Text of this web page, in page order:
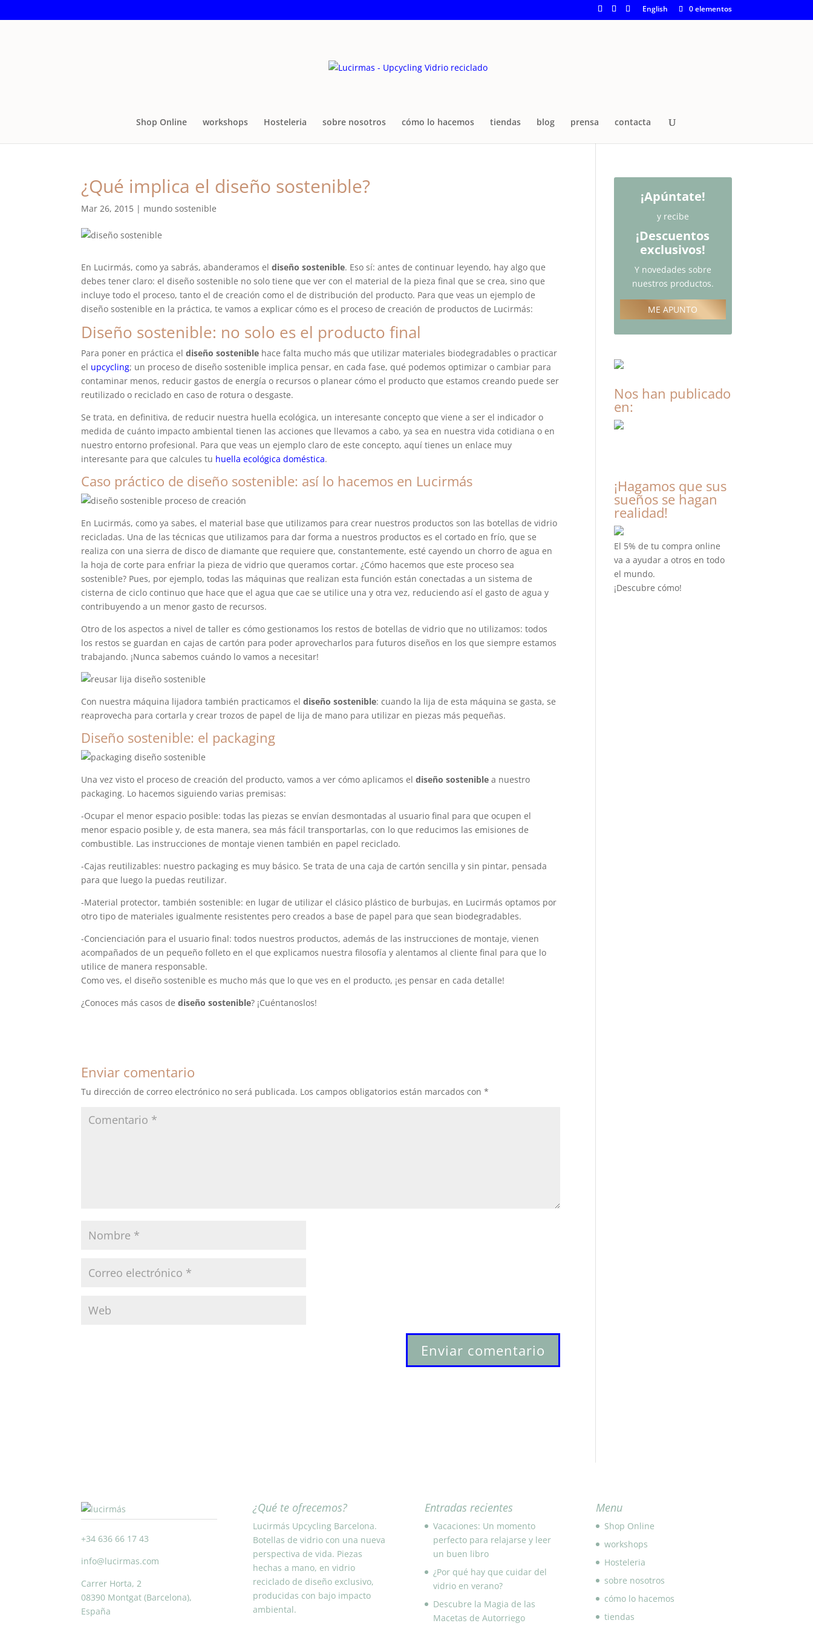
English 0 elementos
Shop Online workshops Hosteleria sobre nosotros cómo lo hacemos tiendas blog prensa contacta
¿Qué implica el diseño sostenible?
Mar 26, 2015 | mundo sostenible
En Lucirmás, como ya sabrás, abanderamos eldiseño sostenible. Eso sí: antes de continuar leyendo, hay algo que
debes tener claro: el diseño sostenible no solo tiene que ver con el material de la pieza final que se crea, sino que
incluye todo el proceso, tanto el de creación como el de distribución del producto. Para que veas un ejemplo de
diseño sostenible en la práctica, te vamos a explicar cómo es el proceso de creación de productos de Lucirmás:
Diseño sostenible: no solo es el producto final
Para poner en práctica eldiseño sostenible hace falta mucho más que utilizar materiales biodegradables o practicar
el upcycling; un proceso de diseño sostenible implica pensar, en cada fase, qué podemos optimizar o cambiar para
contaminar menos, reducir gastos de energía o recursos o planear cómo el producto que estamos creando puede ser
reutilizado o reciclado en caso de rotura o desgaste.
Se trata, en definitiva, de reducir nuestra huella ecológica, un interesante concepto que viene a ser el indicador o
medida de cuánto impacto ambiental tienen las acciones que llevamos a cabo, ya sea en nuestra vida cotidiana o en
nuestro entorno profesional. Para que veas un ejemplo claro de este concepto, aquí tienes un enlace muy
interesante para que calcules tu huella ecológica doméstica.
Caso práctico de diseño sostenible: así lo hacemos en Lucirmás
En Lucirmás, como ya sabes, el material base que utilizamos para crear nuestros productos son las botellas de vidrio
recicladas. Una de las técnicas que utilizamos para dar forma a nuestros productos es el cortado en frío, que se
realiza con una sierra de disco de diamante que requiere que, constantemente, esté cayendo un chorro de agua en
la hoja de corte para enfriar la pieza de vidrio que queramos cortar. ¿Cómo hacemos que este proceso sea
sostenible? Pues, por ejemplo, todas las máquinas que realizan esta función están conectadas a un sistema de
cisterna de ciclo continuo que hace que el agua que cae se utilice una y otra vez, reduciendo así el gasto de agua y
contribuyendo a un menor gasto de recursos.
Otro de los aspectos a nivel de taller es cómo gestionamos los restos de botellas de vidrio que no utilizamos: todos
los restos se guardan en cajas de cartón para poder aprovecharlos para futuros diseños en los que siempre estamos
trabajando. ¡Nunca sabemos cuándo lo vamos a necesitar!
Con nuestra máquina lijadora también practicamos eldiseño sostenible: cuando la lija de esta máquina se gasta, se
reaprovecha para cortarla y crear trozos de papel de lija de mano para utilizar en piezas más pequeñas.
Diseño sostenible: el packaging
Una vez visto el proceso de creación del producto, vamos a ver cómo aplicamos eldiseño sostenible a nuestro
packaging. Lo hacemos siguiendo varias premisas:
-Ocupar el menor espacio posible: todas las piezas se envían desmontadas al usuario final para que ocupen el
menor espacio posible y, de esta manera, sea más fácil transportarlas, con lo que reducimos las emisiones de
combustible. Las instrucciones de montaje vienen también en papel reciclado.
-Cajas reutilizables: nuestro packaging es muy básico. Se trata de una caja de cartón sencilla y sin pintar, pensada
para que luego la puedas reutilizar.
-Material protector, también sostenible: en lugar de utilizar el clásico plástico de burbujas, en Lucirmás optamos por
otro tipo de materiales igualmente resistentes pero creados a base de papel para que sean biodegradables.
-Concienciación para el usuario final: todos nuestros productos, además de las instrucciones de montaje, vienen
acompañados de un pequeño folleto en el que explicamos nuestra filosofía y alentamos al cliente final para que lo
utilice de manera responsable.
Como ves, el diseño sostenible es mucho más que lo que ves en el producto, ¡es pensar en cada detalle!
¿Conoces más casos dediseño sostenible? ¡Cuéntanoslos!
Enviar comentario
Tu dirección de correo electrónico no será publicada. Los campos obligatorios están marcados con*
¡Apúntate!
y recibe
¡Descuentos
exclusivos!
Y novedades sobre
nuestros productos.
ME APUNTO
Nos han publicado
en:
¡Hagamos que sus
sueños se hagan
realidad!
El 5% de tu compra online
va a ayudar a otros en todo
el mundo.
¡Descubre cómo!
+34 636 66 17 43
info@lucirmas.com
Carrer Horta, 2
08390 Montgat (Barcelona),
España
¿Qué te ofrecemos?
Lucirmás Upcycling Barcelona.
Botellas de vidrio con una nueva
perspectiva de vida. Piezas
hechas a mano, en vidrio
reciclado de diseño exclusivo,
producidas con bajo impacto
ambiental.
Entradas recientes
Vacaciones: Un momento
perfecto para relajarse y leer
un buen libro
¿Por qué hay que cuidar del
vidrio en verano?
Descubre la Magia de las
Macetas de Autorriego
Menu
Shop Online
workshops
Hosteleria
sobre nosotros
cómo lo hacemos
tiendas